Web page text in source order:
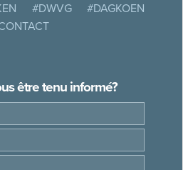
#DWVG
#DAGKOEN
être tenu informé?